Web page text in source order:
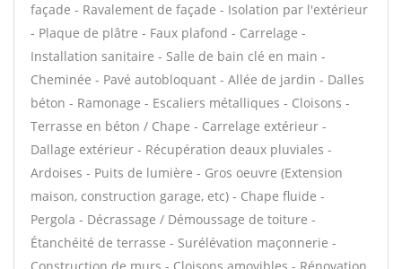
façade - Ravalement de façade - Isolation par l'extérieur
- Plaque de plâtre - Faux plafond - Carrelage -
Installation sanitaire - Salle de bain clé en main -
Cheminée - Pavé autobloquant - Allée de jardin - Dalles
béton - Ramonage - Escaliers métalliques - Cloisons -
Terrasse en béton / Chape - Carrelage extérieur -
Dallage extérieur - Récupération deaux pluviales -
Ardoises - Puits de lumière - Gros oeuvre (Extension
maison, construction garage, etc) - Chape fluide -
Pergola - Décrassage / Démoussage de toiture -
Étanchéité de terrasse - Surélévation maçonnerie -